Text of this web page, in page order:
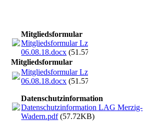
Mitgliedsformular
Mitgliedsformular LzL
06.08.18.docx (51.57KB)
Mitgliedsformular
Mitgliedsformular LzL
06.08.18.docx (51.57KB)
Datenschutzinformation
Datenschutzinformation LAG Merzig-
Wadern.pdf(57.72KB)